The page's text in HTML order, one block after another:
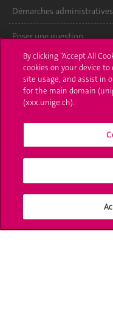
Démarches administratives
Poser une question
L'UNIGE vous informe
UNIGE Mobile
Bibliothèque
Médias sociaux UNIGE
By clicking “Accept All
cookies on your device
site usage, and assist in
for the main domain
(xxx.unige.ch).